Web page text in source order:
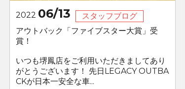
2022 06/13
スタッフブログ
アウトバック「ファイブスター大賞」受
賞！
いつも堺鳳店をご利用いただきましてあり
がとうございます！ 先日LEGACY OUTBA
CKが日本一安全な車...